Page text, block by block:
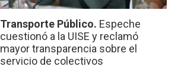
Transporte Público. Espeche
cuestionó a la UISE y reclamó
mayor transparencia sobre el
servicio de colectivos